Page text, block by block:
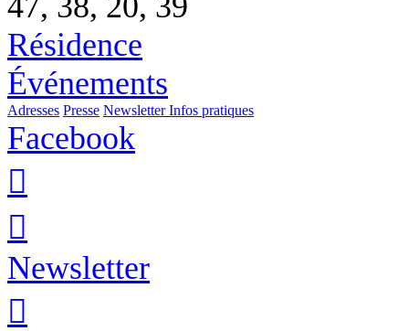
Résidence
Événements
Adresses Presse NewsletterInfos pratiques
Facebook


Newsletter
